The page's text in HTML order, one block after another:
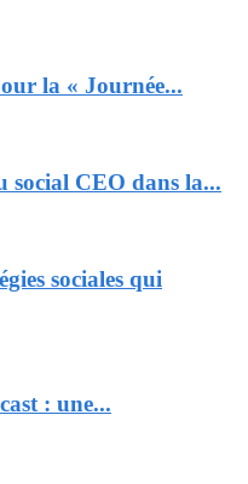
la « Journée...
social CEO dans la...
sociales qui
: une...